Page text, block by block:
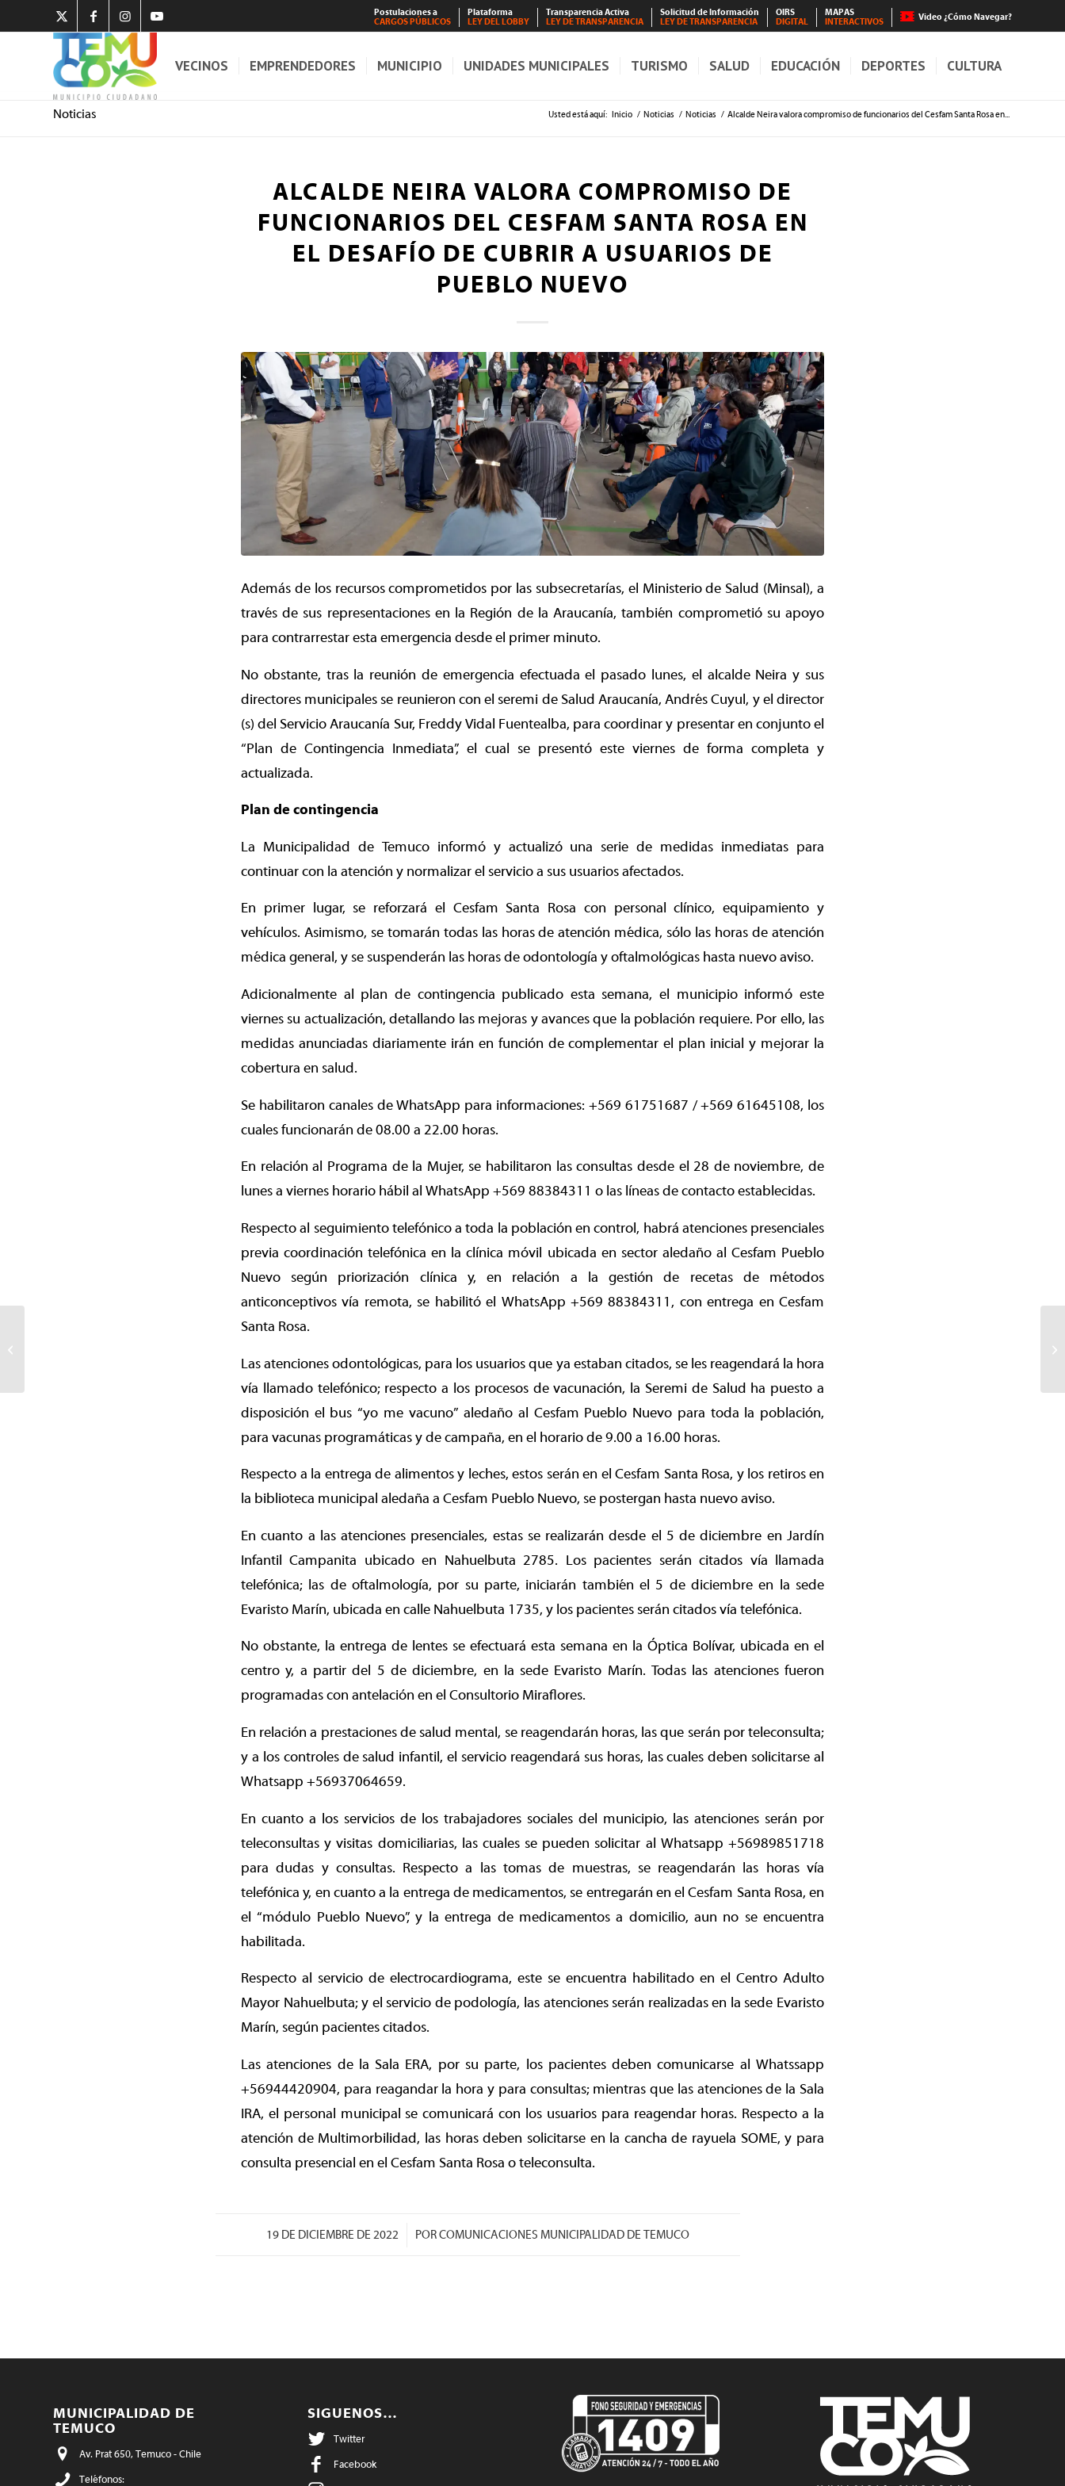
Postulaciones a
CARGOS PÚBLICOS
Plataforma
LEY DEL LOBBY
Transparencia Activa
LEY DE TRANSPARENCIA
Solicitud de Información
LEY DE TRANSPARENCIA
OIRS
DIGITAL
MAPAS
INTERACTIVOS
Video ¿Cómo Navegar?
VECINOS EMPRENDEDORES MUNICIPIO UNIDADES MUNICIPALES TURISMO SALUD EDUCACIÓN DEPORTES CULTURA
Noticias Usted está aquí: Inicio / Noticias / Noticias / Alcalde Neira valora compromiso de funcionarios del Cesfam Santa Rosa en...
ALCALDE NEIRA VALORA COMPROMISO DE
FUNCIONARIOS DEL CESFAM SANTA ROSA EN
EL DESAFÍO DE CUBRIR A USUARIOS DE
PUEBLO NUEVO
Además de los recursos comprometidos por las subsecretarías, el Ministerio de Salud (Minsal), a
través de sus representaciones en la Región de la Araucanía, también comprometió su apoyo
para contrarrestar esta emergencia desde el primer minuto.
No obstante, tras la reunión de emergencia efectuada el pasado lunes, el alcalde Neira y sus
directores municipales se reunieron con el seremi de Salud Araucanía, Andrés Cuyul, y el director
(s) del Servicio Araucanía Sur, Freddy Vidal Fuentealba, para coordinar y presentar en conjunto el
“Plan de Contingencia Inmediata”, el cual se presentó este viernes de forma completa y
actualizada.
Plan de contingencia
La Municipalidad de Temuco informó y actualizó una serie de medidas inmediatas para
continuar con la atención y normalizar el servicio a sus usuarios afectados.
En primer lugar, se reforzará el Cesfam Santa Rosa con personal clínico, equipamiento y
vehículos. Asimismo, se tomarán todas las horas de atención médica, sólo las horas de atención
médica general, y se suspenderán las horas de odontología y oftalmológicas hasta nuevo aviso.
Adicionalmente al plan de contingencia publicado esta semana, el municipio informó este
viernes su actualización, detallando las mejoras y avances que la población requiere. Por ello, las
medidas anunciadas diariamente irán en función de complementar el plan inicial y mejorar la
cobertura en salud.
Se habilitaron canales de WhatsApp para informaciones: +569 61751687 / +569 61645108, los
cuales funcionarán de 08.00 a 22.00 horas.
En relación al Programa de la Mujer, se habilitaron las consultas desde el 28 de noviembre, de
lunes a viernes horario hábil al WhatsApp +569 88384311 o las líneas de contacto establecidas.
Respecto al seguimiento telefónico a toda la población en control, habrá atenciones presenciales
previa coordinación telefónica en la clínica móvil ubicada en sector aledaño al Cesfam Pueblo
Nuevo según priorización clínica y, en relación a la gestión de recetas de métodos
anticonceptivos vía remota, se habilitó el WhatsApp +569 88384311, con entrega en Cesfam
Santa Rosa.
Las atenciones odontológicas, para los usuarios que ya estaban citados, se les reagendará la hora
vía llamado telefónico; respecto a los procesos de vacunación, la Seremi de Salud ha puesto a
disposición el bus “yo me vacuno” aledaño al Cesfam Pueblo Nuevo para toda la población,
para vacunas programáticas y de campaña, en el horario de 9.00 a 16.00 horas.
Respecto a la entrega de alimentos y leches, estos serán en el Cesfam Santa Rosa, y los retiros en
la biblioteca municipal aledaña a Cesfam Pueblo Nuevo, se postergan hasta nuevo aviso.
En cuanto a las atenciones presenciales, estas se realizarán desde el 5 de diciembre en Jardín
Infantil Campanita ubicado en Nahuelbuta 2785. Los pacientes serán citados vía llamada
telefónica; las de oftalmología, por su parte, iniciarán también el 5 de diciembre en la sede
Evaristo Marín, ubicada en calle Nahuelbuta 1735, y los pacientes serán citados vía telefónica.
No obstante, la entrega de lentes se efectuará esta semana en la Óptica Bolívar, ubicada en el
centro y, a partir del 5 de diciembre, en la sede Evaristo Marín. Todas las atenciones fueron
programadas con antelación en el Consultorio Miraflores.
En relación a prestaciones de salud mental, se reagendarán horas, las que serán por teleconsulta;
y a los controles de salud infantil, el servicio reagendará sus horas, las cuales deben solicitarse al
Whatsapp +56937064659.
En cuanto a los servicios de los trabajadores sociales del municipio, las atenciones serán por
teleconsultas y visitas domiciliarias, las cuales se pueden solicitar al Whatsapp +56989851718
para dudas y consultas. Respecto a las tomas de muestras, se reagendarán las horas vía
telefónica y, en cuanto a la entrega de medicamentos, se entregarán en el Cesfam Santa Rosa, en
el “módulo Pueblo Nuevo”, y la entrega de medicamentos a domicilio, aun no se encuentra
habilitada.
Respecto al servicio de electrocardiograma, este se encuentra habilitado en el Centro Adulto
Mayor Nahuelbuta; y el servicio de podología, las atenciones serán realizadas en la sede Evaristo
Marín, según pacientes citados.
Las atenciones de la Sala ERA, por su parte, los pacientes deben comunicarse al Whatssapp
+56944420904, para reagandar la hora y para consultas; mientras que las atenciones de la Sala
IRA, el personal municipal se comunicará con los usuarios para reagendar horas. Respecto a la
atención de Multimorbilidad, las horas deben solicitarse en la cancha de rayuela SOME, y para
consulta presencial en el Cesfam Santa Rosa o teleconsulta.
19 DE DICIEMBRE DE 2022
/ PORCOMUNICACIONES MUNICIPALIDAD DE TEMUCO
MUNICIPALIDAD DE
TEMUCO
Av. Prat 650, Temuco - Chile
Teléfonos:
SIGUENOS…
Twitter
Facebook